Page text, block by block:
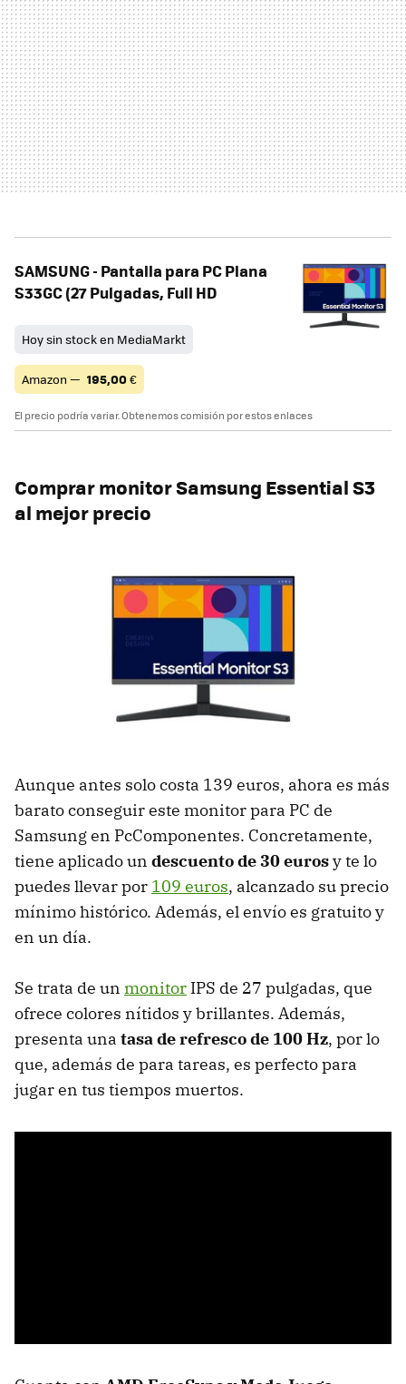
SAMSUNG - Pantalla para PC Plana
S33GC (27 Pulgadas, Full HD
Hoy sin stock en MediaMarkt
Amazon — 195,00€
El precio podría variar. Obtenemos comisión por estos enlaces
Comprar monitor Samsung Essential S3
al mejor precio
Aunque antes solo costa 139 euros, ahora es más
barato conseguir este monitor para PC de
Samsung en PcComponentes. Concretamente,
tiene aplicado un descuento de 30 eurosy te lo
puedes llevar por 109 euros, alcanzado su precio
mínimo histórico. Además, el envío es gratuito y
en un día.
Se trata de un monitor IPS de 27 pulgadas, que
ofrece colores nítidos y brillantes. Además,
presenta una tasa de refresco de 100 Hz, por lo
que, además de para tareas, es perfecto para
jugar en tus tiempos muertos.